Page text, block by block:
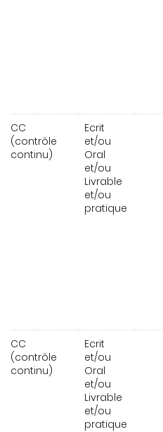
CC
(contrôle
continu)
Ecrit
et/ou
Oral
et/ou
Livrable
et/ou
pratique
CC
(contrôle
continu)
Ecrit
et/ou
Oral
et/ou
Livrable
et/ou
pratique